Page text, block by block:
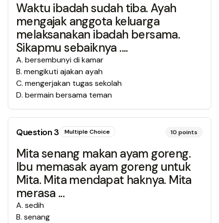
Waktu ibadah sudah tiba. Ayah
mengajak anggota keluarga
melaksanakan ibadah bersama.
Sikapmu sebaiknya ....
A. bersembunyi di kamar
B. mengikuti ajakan ayah
C. mengerjakan tugas sekolah
D. bermain bersama teman
Question3 Multiple Choice 10 points
Mita senang makan ayam goreng.
Ibu memasak ayam goreng untuk
Mita. Mita mendapat haknya. Mita
merasa ...
A. sedih
B. senang